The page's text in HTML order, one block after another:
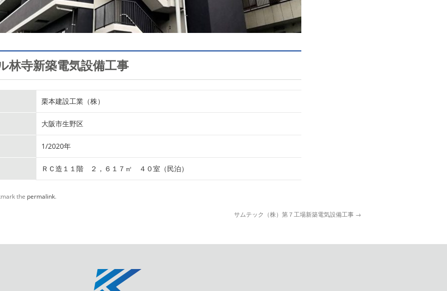
林寺新築電気設備工事
栗本建設工業（株）
大阪市生野区
1/2020年
ＲＣ造１１階 ２，６１７㎡ ４０室（民泊）
the permalink.
サムテック（株）第７工場新築電気設備工事 →